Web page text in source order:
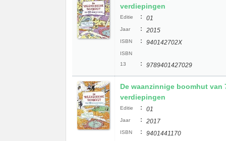
verdiepingen
Editie : 01
Jaar : 2015
ISBN : 940142702X
ISBN
13
: 9789401427029
De waanzinnige boomhut van
verdiepingen
Editie : 01
Jaar : 2017
ISBN : 9401441170